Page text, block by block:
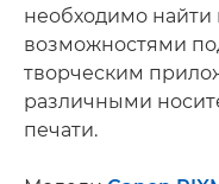
необходимо
возможностями
творческим
различными
печати.